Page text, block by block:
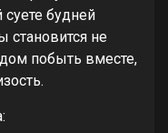
будней
становится не
побыть вместе,